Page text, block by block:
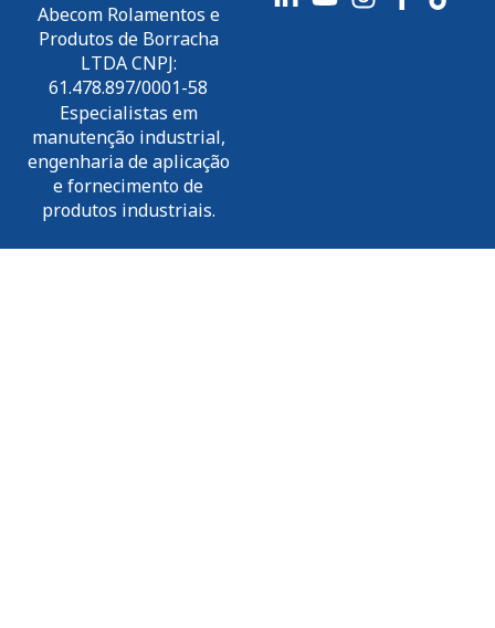
Abecom Rolamentos e
Produtos de Borracha
LTDA CNPJ:
61.478.897/0001-58
Especialistas em
manutenção industrial,
engenharia de aplicação
e fornecimento de
produtos industriais.